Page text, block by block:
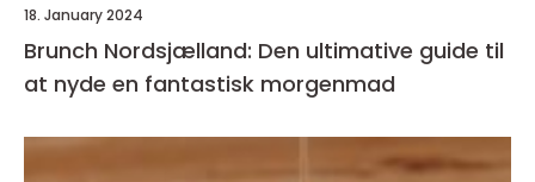
18. January 2024
Brunch Nordsjælland: Den ultimative guide til
at nyde en fantastisk morgenmad